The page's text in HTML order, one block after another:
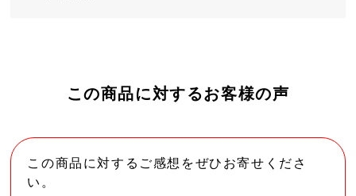
この商品に対するお客様の声
この商品に対するご感想をぜひお寄せくださ
い。